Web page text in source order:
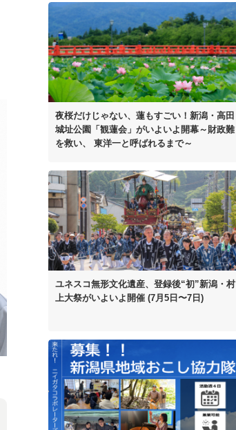
夜桜だけじゃない、蓮もすごい！ 新潟・高田
城址公園「観蓮会」がいよいよ開幕～財政難
を救い、
東洋一と呼ばれるまで～
ユネスコ無形文化遺産、 登録後“初”新潟・村
上大祭がいよいよ開催 (7月5日〜7日)